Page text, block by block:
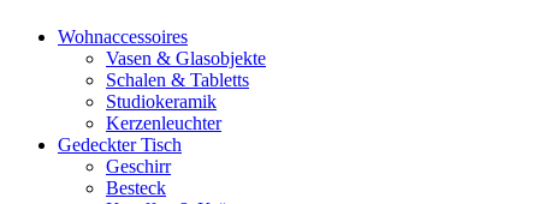
Wohnaccessoires
Vasen & Glasobjekte
Schalen & Tabletts
Studiokeramik
Kerzenleuchter
Gedeckter Tisch
Geschirr
Besteck